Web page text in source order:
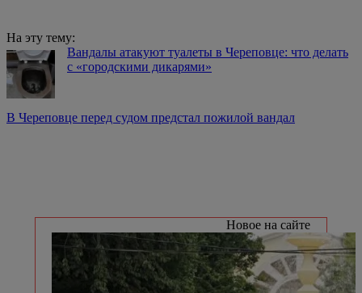
На эту тему:
Вандалы атакуют туалеты в Череповце: что делать
с «городскими дикарями»
В Череповце перед судом предстал пожилой вандал
Новое на сайте